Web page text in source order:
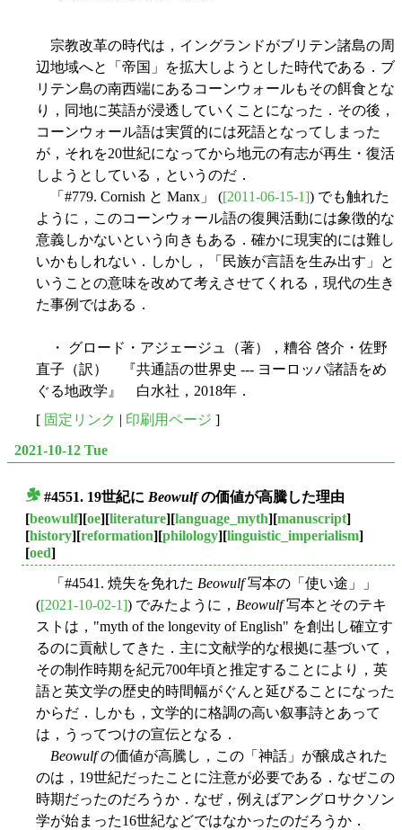
宗教改革の時代は，イングランドがブリテン諸島の周
辺地域へと「帝国」を拡大しようとした時代である．ブ
リテン島の南西端にあるコーンウォールもその餌食とな
り，同地に英語が浸透していくことになった．その後，
コーンウォール語は実質的には死語となってしまった
が，それを20世紀になってから地元の有志が再生・復活
しようとしている，というのだ．
「#779. Cornish と Manx」 ([2011-06-15-1]) でも触れた
ように，このコーンウォール語の復興活動には象徴的な
意義しかないという向きもある．確かに現実的には難し
いかもしれない．しかし，「民族が言語を生み出す」と
いうことの意味を改めて考えさせてくれる，現代の生き
た事例ではある．
・ グロード・アジェージュ（著），糟谷 啓介・佐野
直子（訳） 『共通語の世界史 --- ヨーロッパ諸語をめ
ぐる地政学』 白水社，2018年．
[ 固定リンク | 印刷用ページ ]
2021-10-12 Tue
#4551. 19世紀に Beowulfの価値が高騰した理由
[beowulf][oe][literature][language_myth][manuscript]
[history][reformation][philology][linguistic_imperialism]
[oed]
「#4541. 焼失を免れた Beowulf写本の「使い途」」
([2021-10-02-1]) でみたように， Beowulf写本とそのテキ
ストは，"myth of the longevity of English" を創出し確立す
るのに貢献してきた．主に文献学的な根拠に基づいて，
その制作時期を紀元700年頃と推定することにより，英
語と英文学の歴史的時間幅がぐんと延びることになった
からだ．しかも，文学的に格調の高い叙事詩とあって
は，うってつけの宣伝となる．
Beowulfの価値が高騰し，この「神話」が醸成された
のは，19世紀だったことに注意が必要である．なぜこの
時期だったのだろうか．なぜ，例えばアングロサクソン
学が始まった16世紀などではなかったのだろうか．